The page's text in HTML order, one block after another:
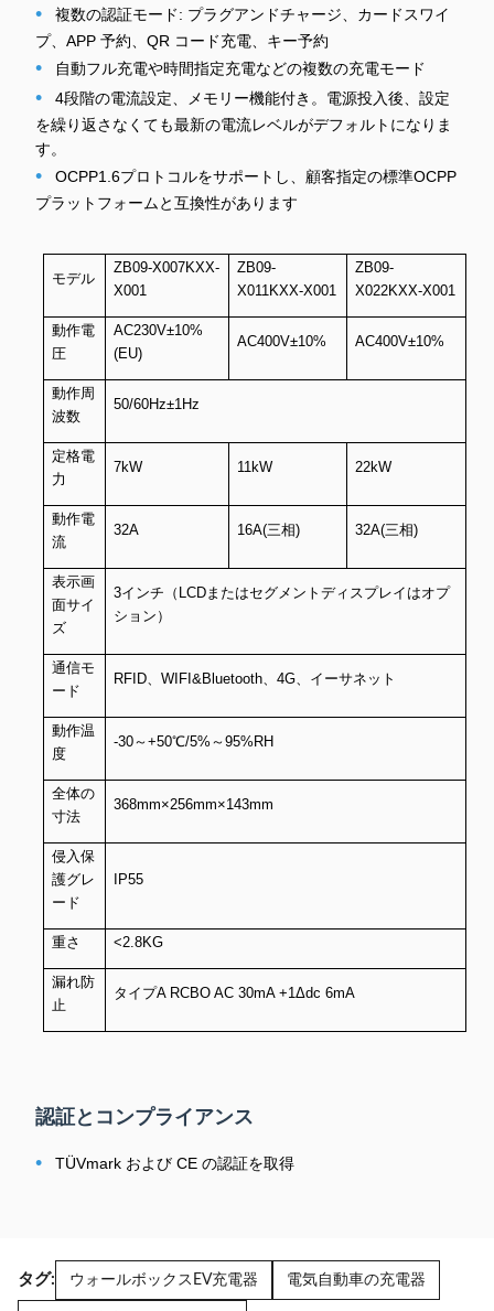
•
複数の認証モード: プラグアンドチャージ、カードスワイ
プ、APP 予約、QR コード充電、キー予約
• 自動フル充電や時間指定充電などの複数の充電モード
•
4段階の電流設定、メモリー機能付き。電源投入後、設定
を繰り返さなくても最新の電流レベルがデフォルトになりま
す。
•
OCPP1.6プロトコルをサポートし、顧客指定の標準OCPP
プラットフォームと互換性があります
モデル
ZB09-X007KXX-
X001
ZB09-
X011KXX-X001
ZB09-
X022KXX-X001
動作電
圧
AC230V±10%
(EU)
AC400V±10% AC400V±10%
動作周
波数
50/60Hz±1Hz
定格電
力
7kW 11kW 22kW
動作電
流
32A 16A(三相) 32A(三相)
表示画
面サイ
ズ
3インチ（LCDまたはセグメントディスプレイはオプ
ション）
通信モ
ード
RFID、WIFI&Bluetooth、4G、イーサネット
動作温
度
-30～+50℃/5%～95%RH
全体の
寸法
368mm×256mm×143mm
侵入保
護グレ
ード
IP55
重さ <2.8KG
漏れ防
止
タイプA RCBO AC 30mA +1Δdc 6mA
認証とコンプライアンス
• TÜVmark および CE の認証を取得
タグ: ウォールボックスEV充電器 電気自動車の充電器